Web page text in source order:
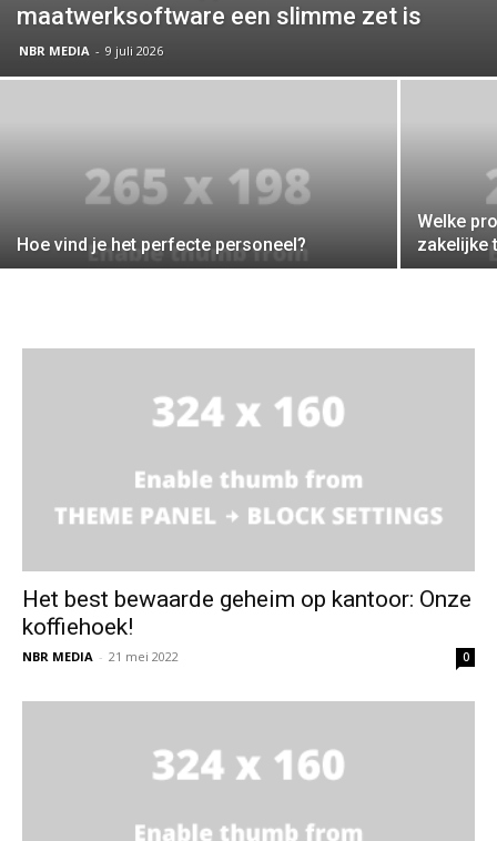
maatwerksoftware een slimme zet is
NBR MEDIA - 9 juli 2026
Hoe vind je het perfecte personeel?
Welke
zakelijke
Het best bewaarde geheim op kantoor: Onze
koffiehoek!
NBR MEDIA - 21 mei 2022 0